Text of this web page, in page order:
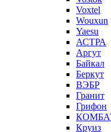
Voxtel
Wouxun
Yaesu
АСТРА
Аргут
Байкал
Беркут
ВЭБР
Гранит
Грифон
Круиз